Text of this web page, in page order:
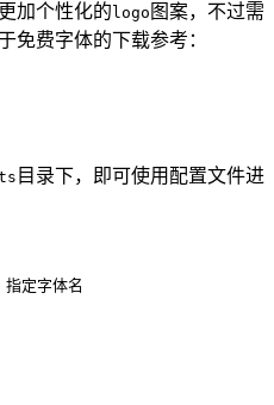
加个性化的logo 图案，不过需
免费字体的下载参考：
目录下，即可使用配置文件进
字体名